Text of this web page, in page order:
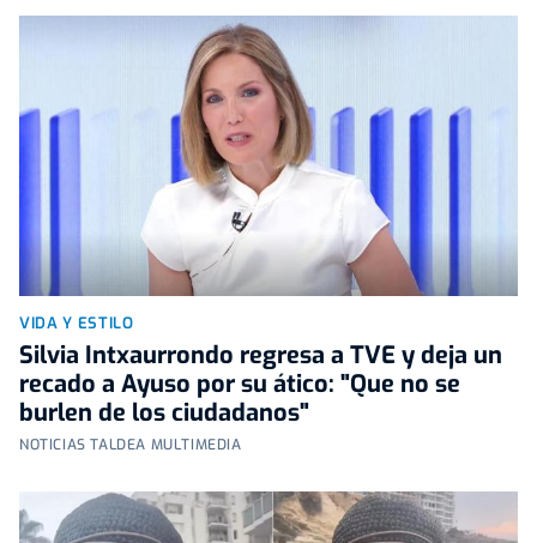
VIDA Y ESTILO
Silvia Intxaurrondo regresa a TVE y deja un
recado a Ayuso por su ático: "Que no se
burlen de los ciudadanos"
NOTICIAS TALDEA MULTIMEDIA